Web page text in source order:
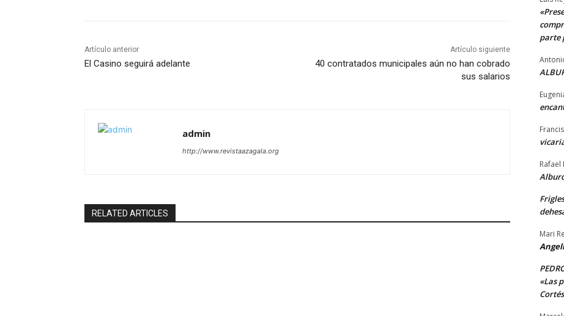
Artículo anterior
El Casino seguirá adelante
Artículo siguiente
40 contratados municipales aún no han cobrado
sus salarios
admin
http://www.revistaazagala.org
RELATED ARTICLES
parte
Rafael
Mari
«Las
Cortés